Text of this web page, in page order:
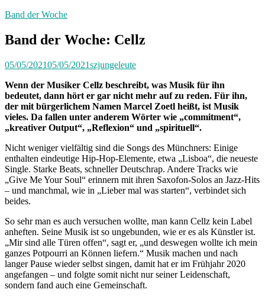
Band der Woche
Band der Woche: Cellz
05/05/202105/05/2021szjungeleute
Wenn der Musiker Cellz beschreibt, was Musik für ihn
bedeutet, dann hört er gar nicht mehr auf zu reden. Für ihn,
der mit bürgerlichem Namen Marcel Zoetl heißt, ist Musik
vieles. Da fallen unter anderem Wörter wie „commitment“,
„kreativer Output“, „Reflexion“ und „spirituell“.
Nicht weniger vielfältig sind die Songs des Münchners: Einige
enthalten eindeutige Hip-Hop-Elemente, etwa „Lisboa“, die neueste
Single. Starke Beats, schneller Deutschrap. Andere Tracks wie
„Give Me Your Soul“ erinnern mit ihren Saxofon-Solos an Jazz-Hits
– und manchmal, wie in „Lieber mal was starten“, verbindet sich
beides.
So sehr man es auch versuchen wollte, man kann Cellz kein Label
anheften. Seine Musik ist so ungebunden, wie er es als Künstler ist.
„Mir sind alle Türen offen“, sagt er, „und deswegen wollte ich mein
ganzes Potpourri an Können liefern.“ Musik machen und nach
langer Pause wieder selbst singen, damit hat er im Frühjahr 2020
angefangen – und folgte somit nicht nur seiner Leidenschaft,
sondern fand auch eine Gemeinschaft.